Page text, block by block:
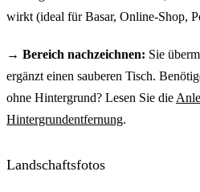
wirkt (ideal für Basar, Online-Shop,
→ Bereich nachzeichnen: Sie
ergänzt einen sauberen Tisch.
ohne Hintergrund? Lesen Sie die
Hintergrundentfernung.
Landschaftsfotos